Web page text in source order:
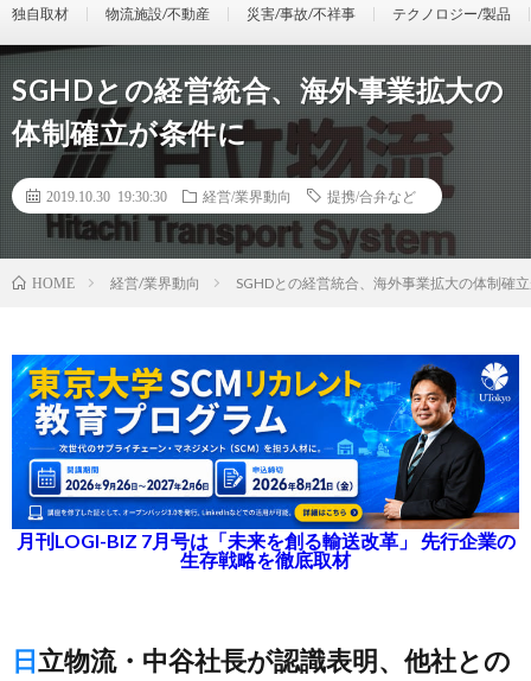
独自取材 物流施設/不動産 災害/事故/不祥事 テクノロジー/製品
SGHDとの経営統合、海外事業拡大の
体制確立が条件に
2019.10.30 19:30:30 経営/業界動向 提携/合弁など
HOME 経営/業界動向 SGHDとの経営統合、海外事業拡大の体制確
月刊LOGI-BIZ 7月号は「未来を創る輸送改革」 先行企業の
生存戦略を徹底取材
日立物流・中谷社長が認識表明、他社との